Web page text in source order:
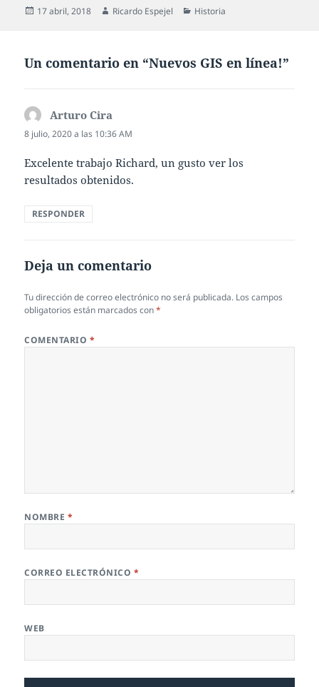
Publicado
17 abril, 2018 Autor
Ricardo Espejel Categorías
Historia
Un comentario en “Nuevos GIS en línea!”
Arturo Cira
8 julio, 2020 a las 10:36 AM
Excelente trabajo Richard, un gusto ver los
resultados obtenidos.
RESPONDER
Deja un comentario
Tu dirección de correo electrónico no será publicada. Los campos
obligatorios están marcados con*
COMENTARIO *
NOMBRE *
CORREO ELECTRÓNICO *
WEB